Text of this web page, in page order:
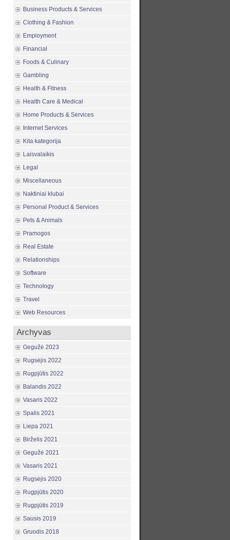
Business Products & Services
Clothing & Fashion
Employment
Financial
Foods & Culinary
Gambling
Health & Fitness
Health Care & Medical
Home Products & Services
Internet Services
Kita kategorija
Laisvalaikis
Legal
Miscellaneous
Naktiniai klubai
Personal Product & Services
Pets & Animals
Pramogos
Real Estate
Relationships
Software
Technology
Travel
Web Resources
Archyvas
Gegužė 2023
Rugsėjis 2022
Rugpjūtis 2022
Balandis 2022
Vasaris 2022
Spalis 2021
Liepa 2021
Birželis 2021
Gegužė 2021
Vasaris 2021
Rugsėjis 2020
Rugpjūtis 2020
Rugpjūtis 2019
Sausis 2019
Gruodis 2018